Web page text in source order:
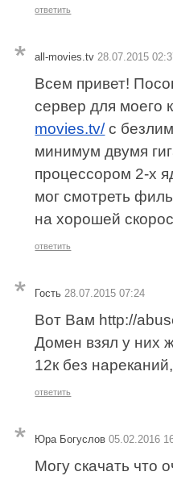
ответить
all-movies.tv 28.07.2015
Всем привет!
сервер для моего
movies.tv/с
минимум двумя
процессором 2-х
мог смотреть
на хорошей
ответить
Гость 28.07.2015 07:24
Вот Вам http://
Домен взял у них
12к без
ответить
Юра Богуслов 05.02.2016
Могу скачать что